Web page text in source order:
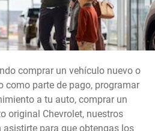
comprar un vehículo nuevo o
como parte de pago, programar
a tu auto, comprar un
original Chevrolet, nuestros
asistirte para que obtengas los